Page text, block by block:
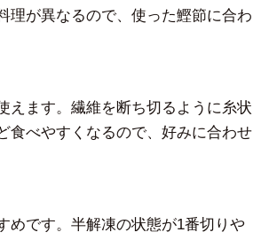
理が異なるので、使った鰹節に合わ
えます。繊維を断ち切るように糸状
食べやすくなるので、好みに合わせ
めです。半解凍の状態が1番切りや